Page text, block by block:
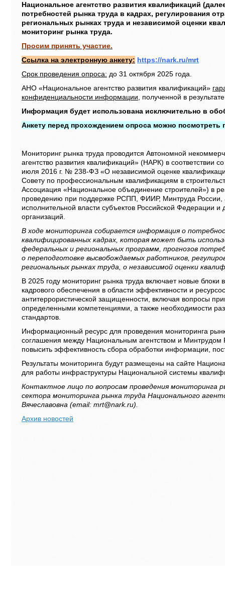
Национальное агентство развития квалификаций
потребностей рынка труда в кадрах, регулирования
региональных рынках труда и независимой оценки
мониторинг рынка труда.
Просим принять участие.
Ссылка на электронную анкету: https://nark.ru/mrt
Срок проведения опроса: до 31 октября 2025 года.
АНО «Национальное агентство развития квалификаций»
конфиденциальности информации , полученной в
Информация будет использована исключительно в
Анкету перед прохождением опроса можно посмотреть
Мониторинг рынка труда проводится Автономной
агентство развития квалификаций» (НАРК) в соответствии
июля 2016 г. № 238-ФЗ «О независимой оценке
Совету по профессиональным квалификациям в
Ассоциация «Национальное объединение строителей») в
проведению при поддержке РСПП, ФИИР, Минтруда России,
исполнительной власти субъектов Российской Федерации и
организаций.
В ходе мониторинга собирается информация о
квалифицированных кадрах, которая может быть
федеральных и региональных программ, прогнозов
о переподготовке высвобождаемых работников,
региональных рынках труда, о независимой оценки
В 2025 году мониторинг рынка труда включает новые
кадрового обеспечения в области эффективности и
антитеррористической защищенности, включая вопросы
определенными компетенциями, а также необходимости
стандартов.
Информационный ресурс для проведения мониторинга
соглашения между Национальным агентством и Минтрудом
повысить эффективность сбора обработки информации,
Результаты мониторинга будут размещены на сайте
для работы инфраструктуры Национальной системы
Контактное лицо по вопросам проведения мониторинга
сектора мониторинга рынка труда Национального
Вячеславовна (email: mrt@nark.ru).
Архив новостей